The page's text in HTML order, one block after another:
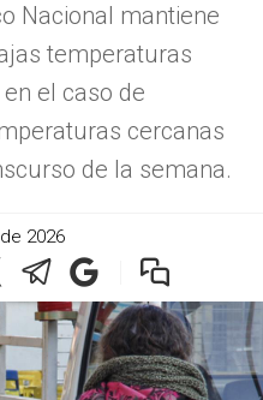
Nacional mantiene
temperaturas
el caso de
cercanas
de la semana.
2026